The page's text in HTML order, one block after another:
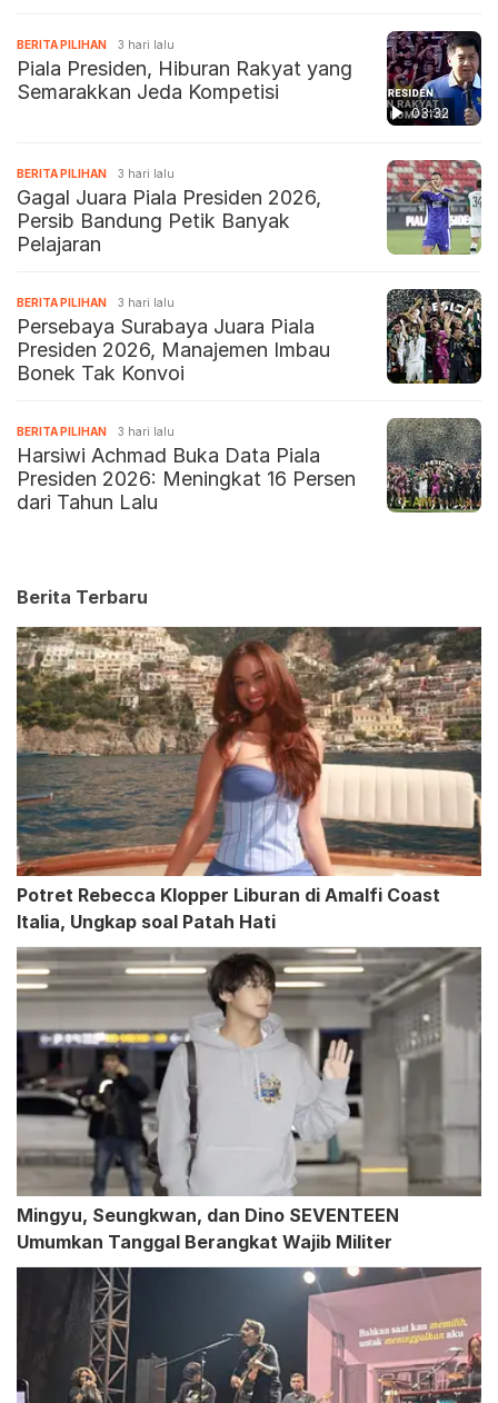
03:32
BERITA PILIHAN 3 hari lalu
Piala Presiden, Hiburan Rakyat yang
Semarakkan Jeda Kompetisi
BERITA PILIHAN 3 hari lalu
Gagal Juara Piala Presiden 2026,
Persib Bandung Petik Banyak
Pelajaran
BERITA PILIHAN 3 hari lalu
Persebaya Surabaya Juara Piala
Presiden 2026, Manajemen Imbau
Bonek Tak Konvoi
BERITA PILIHAN 3 hari lalu
Harsiwi Achmad Buka Data Piala
Presiden 2026: Meningkat 16 Persen
dari Tahun Lalu
Berita Terbaru
Potret Rebecca Klopper Liburan di Amalfi Coast
Italia, Ungkap soal Patah Hati
Mingyu, Seungkwan, dan Dino SEVENTEEN
Umumkan Tanggal Berangkat Wajib Militer